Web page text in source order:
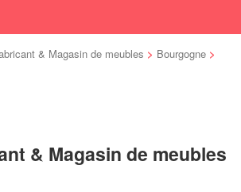
& Magasin de meubles > Bourgogne >
& Magasin de meubles